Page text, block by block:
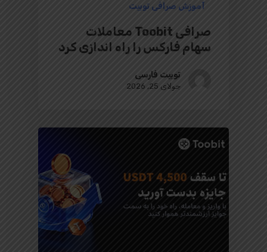
آموزش صرافی توبیت
صرافی Toobit معاملات
سهام فارکس را راه‌ اندازی کرد
توبیت فارسی
جولای 25, 2026